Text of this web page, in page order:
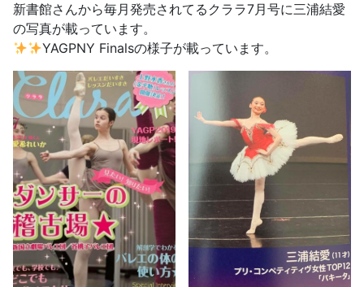
新書館さんから毎月発売されてるクララ7月号に三浦結愛
の写真が載っています。
YAGPNY Finalsの様子が載っています。